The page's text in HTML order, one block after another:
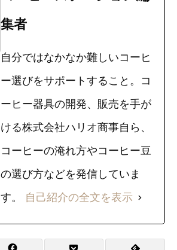
集者
自分ではなかなか難しいコーヒ
ー選びをサポートすること。コ
ーヒー器具の開発、販売を手が
ける株式会社ハリオ商事自ら、
コーヒーの淹れ方やコーヒー豆
の選び方などを発信していま
す。 自己紹介の全文を表示